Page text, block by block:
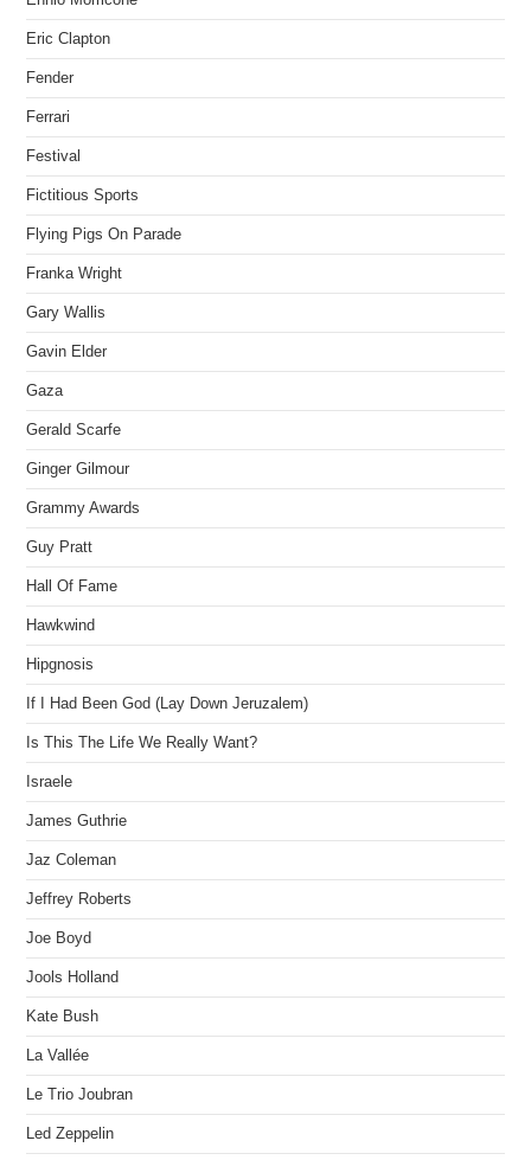
Eric Clapton
Fender
Ferrari
Festival
Fictitious Sports
Flying Pigs On Parade
Franka Wright
Gary Wallis
Gavin Elder
Gaza
Gerald Scarfe
Ginger Gilmour
Grammy Awards
Guy Pratt
Hall Of Fame
Hawkwind
Hipgnosis
If I Had Been God (Lay Down Jeruzalem)
Is This The Life We Really Want?
Israele
James Guthrie
Jaz Coleman
Jeffrey Roberts
Joe Boyd
Jools Holland
Kate Bush
La Vallée
Le Trio Joubran
Led Zeppelin